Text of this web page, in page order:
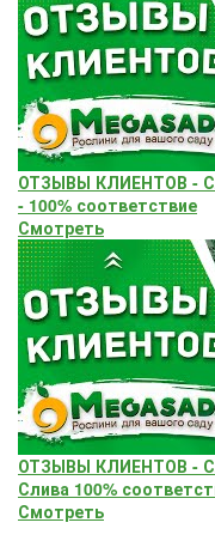
ОТЗЫВЫ КЛИЕНТОВ -
- 100% соответствие
Смотреть
ОТЗЫВЫ КЛИЕНТОВ -
Слива 100%
Смотреть